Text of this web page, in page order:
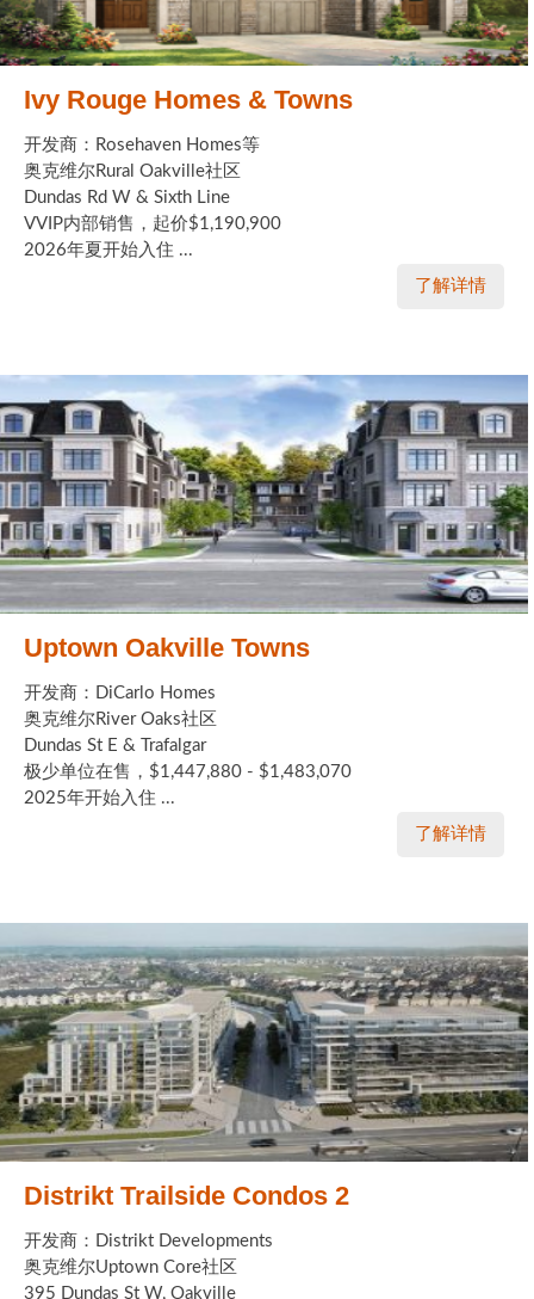
Ivy Rouge Homes & Towns
开发商：Rosehaven Homes等
奥克维尔Rural Oakville社区
Dundas Rd W & Sixth Line
VVIP内部销售，起价$1,190,900
2026年夏开始入住 ...
了解详情
Uptown Oakville Towns
开发商：DiCarlo Homes
奥克维尔River Oaks社区
Dundas St E & Trafalgar
极少单位在售，$1,447,880 - $1,483,070
2025年开始入住 ...
了解详情
Distrikt Trailside Condos 2
开发商：Distrikt Developments
奥克维尔Uptown Core社区
395 Dundas St W, Oakville